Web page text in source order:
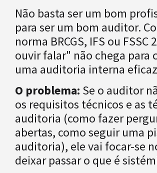
Não basta ser um bom
para ser um bom auditor.
norma BRCGS, IFS ou FSSC
ouvir falar" não chega para
uma auditoria interna
O problema: Se o auditor
os requisitos técnicos e as
auditoria (como fazer
abertas, como seguir uma
auditoria), ele vai focar-se
deixar passar o que é